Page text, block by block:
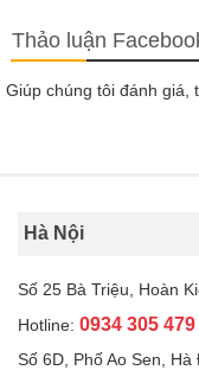
Thảo luận
Giúp chúng tôi đánh giá,
Hà Nội
Số 25 Bà Triệu, Hoàn
Hotline: 0934 305 479
Số 6D, Phố Ao Sen, Hà